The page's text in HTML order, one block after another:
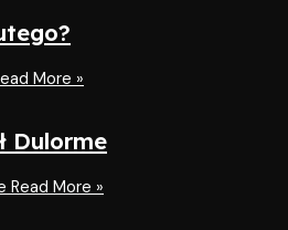
More »
Dulorme
Read More »